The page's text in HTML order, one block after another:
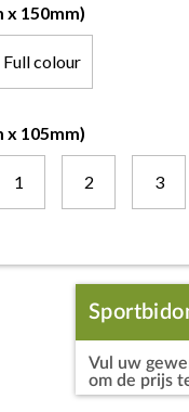
x 150mm)
Full colour
x 105mm)
1 2 3
750ml
Vul uw
om de prijs